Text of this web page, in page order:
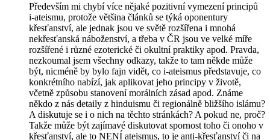
Především mi chybí více nějaké pozitivní vymezení principů
i-ateismu, protože většina článků se týká oponentury
křesťanství, ale jednak jsou ve světě rozšířena i mnohá
nekřesťanská náboženství, a třeba v ČR jsou ve velké míře
rozšířené i různé ezoterické či okultní praktiky apod. Pravda,
nezkoumal jsem všechny odkazy, takže to tam někde může
být, nicméně by bylo fajn vidět, co i-ateismus představuje, co
konkrétního nabízí, jak aplikovat jeho principy v životě,
včetně způsobu stanovení morálních zásad apod. Známe
někdo z nás detaily z hinduismu či regionálně bližšího islámu?
A diskutuje se i o nich na těchto stránkách? A pokud ne, proč?
Takže může být zajímavé diskutovat spornost toho či onoho v
křesťanství, ale to NENÍ ateismus, to je anti-křesťanství či na